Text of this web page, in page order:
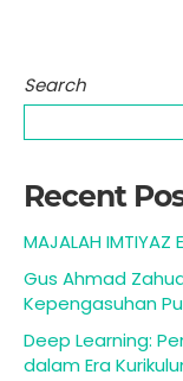
Search
Recent
MAJALAH IMTIYAZ
Gus Ahmad
Kepengasuhan
Deep Learning:
dalam Era